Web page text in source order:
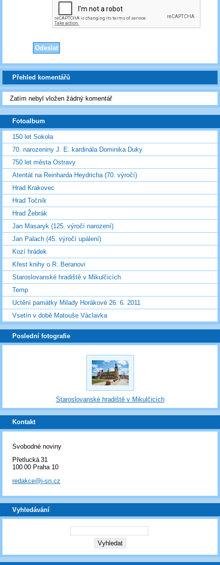
Přehled komentářů
Zatím nebyl vložen žádný komentář
Fotoalbum
150 let Sokola
70. narozeniny J. E. kardinála Dominika Duky
750 let města Ostravy
Atentát na Reinharda Heydricha (70. výročí)
Hrad Krakovec
Hrad Točník
Hrad Žebrák
Jan Masaryk (125. výročí narození)
Jan Palach (45. výročí upálení)
Kozí hrádek
Křest knihy o R. Beranovi
Staroslovanské hradiště v Mikulčicích
Temp
Uctění památky Milady Horákové 26. 6. 2011
Vsetín v době Matouše Václavka
Poslední fotografie
Staroslovanské hradiště v Mikulčicích
Kontakt
Svobodné noviny
Přetlucká 31
100 00 Praha 10
redakce@i-sn.cz
Vyhledávání